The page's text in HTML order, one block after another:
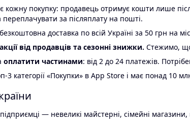
кожну покупку: продавець отримує кошти лише
за післяплату на пошті.
доставка по всій Україні за 50 грн на
акції від продавців та сезонні знижки. Стежимо,
оплатити частинами: від 2 до 24 платежів.
3 категорії «Покупки» в App Store і має понад 10
— невеликі майстерні, сімейні